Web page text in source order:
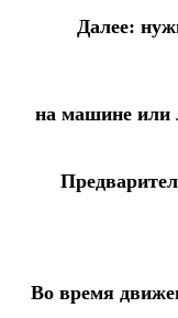
Далее:
на машине или
Во время